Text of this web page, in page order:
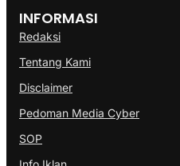
INFORMASI
Redaksi
Tentang Kami
Disclaimer
Pedoman Media Cyber
SOP